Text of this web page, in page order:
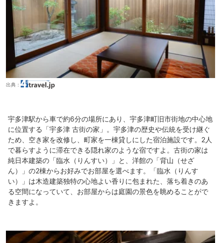
出典：
宇多津駅から車で約6分の場所にあり、宇多津町旧市街地の中心地
に位置する「宇多津 古街の家」。宇多津の歴史や伝統を受け継ぐ
ため、空き家を改修し、町家を一棟貸しにした宿泊施設です。2人
で暮らすように滞在できる隠れ家のような宿ですよ。古街の家は
純日本建築の「臨水（りんすい）」と、洋館の「背山（せざ
ん）」の2棟からお好みでお部屋を選べます。「臨水（りんす
い）」は木造建築独特の心地よい香りに包まれた、落ち着きのあ
る空間になっていて、お部屋からは庭園の景色を眺めることがで
きますよ。